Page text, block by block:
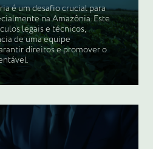
é um desafio crucial para
na Amazônia. Este
legais e técnicos,
de uma equipe
direitos e promover o